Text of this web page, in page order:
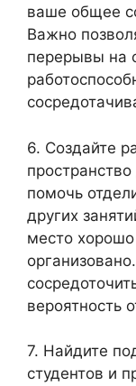
ваше общее
Важно
перерывы на
6. Создайте
помочь
других
место
вероятность
7. Найдите
студентов и